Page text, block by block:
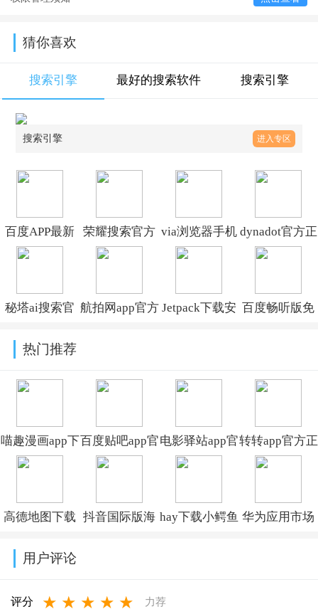
猜你喜欢
搜索引擎 最好的搜索软件 搜索引擎
搜索引擎 进入专区
百度APP最新
版本下载
荣耀搜索官方
最新版
via浏览器手机
版本下载
dynadot官方正
版下载
秘塔ai搜索官 航拍网app官方 Jetpack下载安 百度畅听版免
热门推荐
喵趣漫画app下
载小说免费安
百度贴吧app官
方下载
电影驿站app官
方最新版本免
转转app官方正
版下载2026最
高德地图下载
v16.13.0.2011
抖音国际版海 hay下载小鳄鱼 华为应用市场
用户评论
评分 ★ ★ ★ ★ ★ 力荐